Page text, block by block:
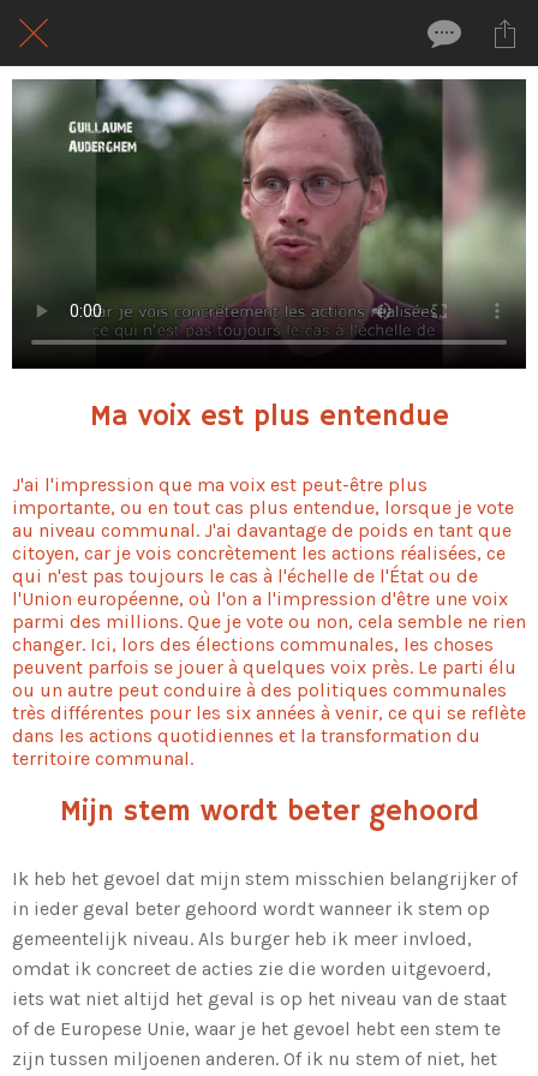
Ma voix est plus entendue
J'ai l'impression que ma voix est peut-être plus
importante, ou en tout cas plus entendue, lorsque je vote
au niveau communal. J'ai davantage de poids en tant que
citoyen, car je vois concrètement les actions réalisées, ce
qui n'est pas toujours le cas à l'échelle de l'État ou de
l'Union européenne, où l'on a l'impression d'être une voix
parmi des millions. Que je vote ou non, cela semble ne rien
changer. Ici, lors des élections communales, les choses
peuvent parfois se jouer à quelques voix près. Le parti élu
ou un autre peut conduire à des politiques communales
très différentes pour les six années à venir, ce qui se reflète
dans les actions quotidiennes et la transformation du
territoire communal.
Mijn stem wordt beter gehoord
Ik heb het gevoel dat mijn stem misschien belangrijker of
in ieder geval beter gehoord wordt wanneer ik stem op
gemeentelijk niveau. Als burger heb ik meer invloed,
omdat ik concreet de acties zie die worden uitgevoerd,
iets wat niet altijd het geval is op het niveau van de staat
of de Europese Unie, waar je het gevoel hebt een stem te
zijn tussen miljoenen anderen. Of ik nu stem of niet, het